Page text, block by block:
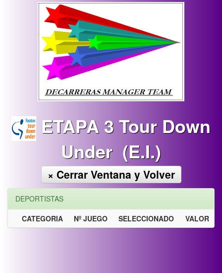
ETAPA 3 Tour Down
Under (E.I.)
× Cerrar Ventana y Volver
DEPORTISTAS
CATEGORIA
Nº JUEGO SELECCIONADO VALOR